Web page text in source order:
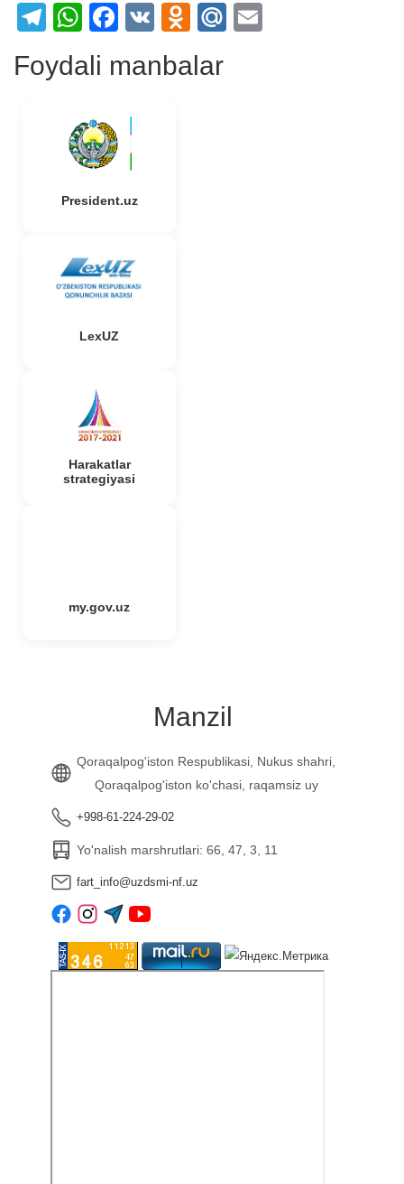
Telegram
WhatsApp
Facebook
VK Odnoklassniki
Mail.Ru
Foydali manbalar
President.uz
LexUZ
Harakatlar
strategiyasi
my.gov.uz
Manzil
Qoraqalpog'iston Respublikasi, Nukus shahri,
Qoraqalpog'iston ko'chasi, raqamsiz uy
+998-61-224-29-02
Yo'nalish marshrutlari: 66, 47, 3, 11
fart_info@uzdsmi-nf.uz